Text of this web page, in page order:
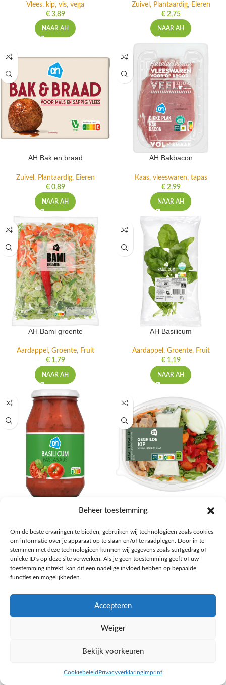
Beheer toestemming
Om de beste ervaringen te bieden, gebruiken wij technologieën zoals cookies
om informatie over je apparaat op te slaan en/of te raadplegen. Door in te
stemmen met deze technologieën kunnen wij gegevens zoals surfgedrag of
unieke ID's op deze site verwerken. Als je geen toestemming geeft of uw
toestemming intrekt, kan dit een nadelige invloed hebben op bepaalde
functies en mogelijkheden.
Accepteren
Weiger
Bekijk voorkeuren
Cookiebeleid PrivacyverklaringImprint
Vlees, kip, vis, vega
€3,89
NAAR AH
Zuivel, Plantaardig, Eieren
€2,75
NAAR AH
AH Bak en braad
Zuivel, Plantaardig, Eieren
€0,89
NAAR AH
AH Bakbacon
Kaas, vleeswaren, tapas
€2,99
NAAR AH
AH Bami groente
Aardappel, Groente, Fruit
€1,79
NAAR AH
AH Basilicum
Aardappel, Groente, Fruit
€1,19
NAAR AH
€1,59
NAAR AH
Salades,Pizza, Maaltijden
€3,39
NAAR AH